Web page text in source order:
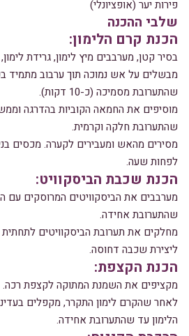
פירות יער (אופציונלי)
שלבי ההכנה
הכנת קרם הלימון:
בסיר קטן, מערבבים מיץ לימון, גרידת
מבשלים על אש נמוכה תוך ערבוב מתמיד
שהתערובת מסמיכה (כ-10 דקות).
מוסיפים את החמאה הקוביות בהדרגה
שהתערובת חלקה וקרמית.
מסירים מהאש ומעבירים לקערה. מכסים
לפחות שעה.
הכנת שכבת הביסקוויט:
מערבבים את הביסקוויטים המרוסקים
שהתערובת אחידה.
מחלקים את תערובת הביסקוויטים לתחתית
ליצירת שכבה דחוסה.
הכנת הקצפת:
מקציפים את השמנת המתוקה לקצפת רכה.
לאחר שהקרם לימון התקרר, מקפלים
הלימון עד שהתערובת אחידה.